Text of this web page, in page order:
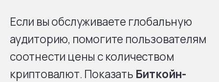
Если вы обслуживаете глобальную
аудиторию, помогите пользователям
соотнести цены с количеством
криптовалют. Показать Биткойн-